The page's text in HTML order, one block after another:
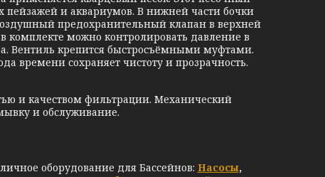
пейзажей и аквариумов. В нижней части бочки
предохранительный клапан в верхней
комплекте можно контролировать давление в
Вентиль крепится быстросъёмными муфтами.
времени сохраняет чистоту и прозрачность.
и качеством фильтрации. Механический
и обслуживание.
оборудование для Бассейнов: Насосы,